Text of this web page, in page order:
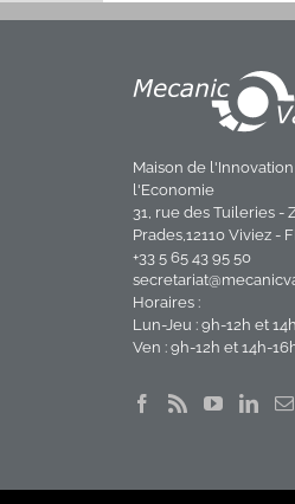
Maison de
l'Economie
31, rue des Tuileries -
Prades,12110 Viviez -
+33 5 65 43 95 50
Horaires :
Lun-Jeu : 9h-12h et
Ven : 9h-12h et 14h-